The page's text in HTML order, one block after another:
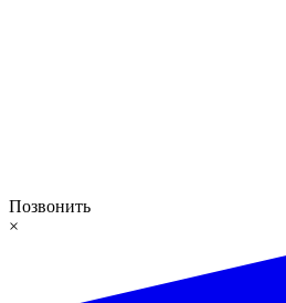
Позвонить
×